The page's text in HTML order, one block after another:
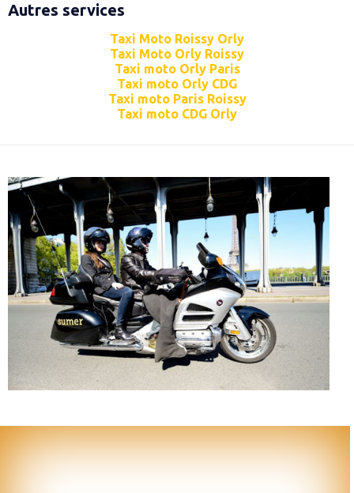
Autres services
Taxi Moto Roissy Orly
Taxi Moto Orly Roissy
Taxi moto Orly Paris
Taxi moto Orly CDG
Taxi moto Paris Roissy
Taxi moto CDG Orly